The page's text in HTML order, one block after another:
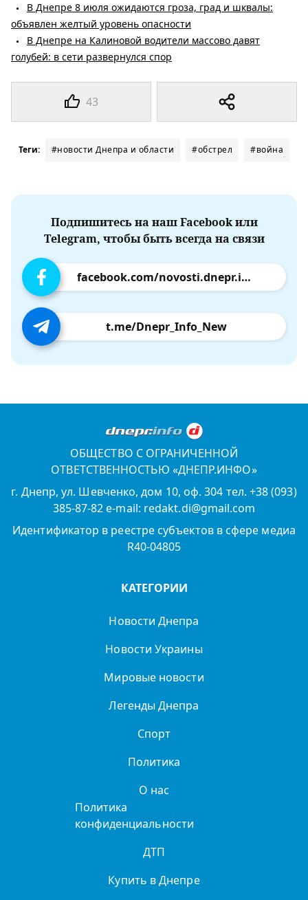
43
В Днепре 8 июля ожидаются гроза, град и шквалы:
объявлен желтый уровень опасности
В Днепре на Калиновой водители массово давят
голубей: в сети развернулся спор
Теги: #новости Днепра и области #обстрел #война
Подпишитесь на наш Facebook или
Telegram, чтобы быть всегда на связи
facebook.com/novosti.dnepr.info
t.me/Dnepr_Info_New
ОБЩЕСТВО С ОГРАНИЧЕННОЙ
ОТВЕТСТВЕННОСТЬЮ «ДНЕПР.ИНФО»
г. Днепр, ул. Шевченко, дом 10, оф. 304 тел. +38 (093)
385-87-82 e-mail: redakt.di@gmail.com
Идентификатор в реестре субъектов в сфере медиа
R40-04805
КАТЕГОРИИ
Новости Днепра
Новости Украины
Мировые новости
Легенды Днепра
Спорт
Политика
О нас
Политика
конфиденциальности
ДТП
Купить в Днепре